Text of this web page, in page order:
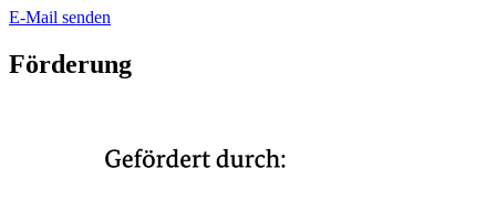
E-Mail senden
Förderung